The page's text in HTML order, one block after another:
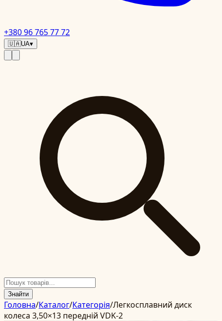
+380 96 765 77 72
🇺🇦UA▾
Знайти
Головна/Каталог/Категорія/Легкосплавний диск
колеса 3,50×13 передній VDK-2